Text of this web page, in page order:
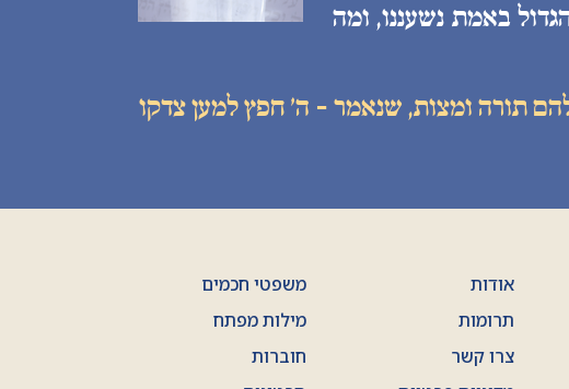
באמת נשעננו, ומה
תורה ומצות, שנאמר - ה׳ חפץ למען צדקו
אודות
תרומות
צרו קשר
משפטי חכמים
מילות מפתח
חוברות